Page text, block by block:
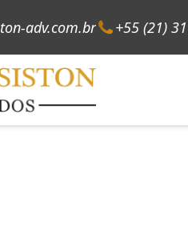
adv.com.br +55 (21)